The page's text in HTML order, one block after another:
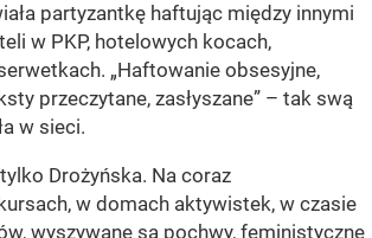
partyzantkę haftując między innymi
w PKP, hotelowych kocach,
„Haftowanie obsesyjne,
przeczytane, zasłyszane” – tak swą
w sieci.
Drożyńska. Na coraz
w domach aktywistek, w czasie
wyszywane są pochwy, feministyczne